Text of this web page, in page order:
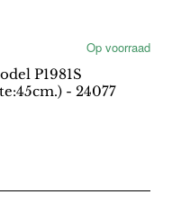
Op voorraad
P1981S
- 24077